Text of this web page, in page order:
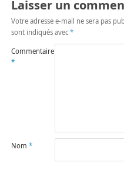
Laisser un
Votre adresse e-mail ne sera pas
sont indiqués avec *
Commentaire
*
Nom *